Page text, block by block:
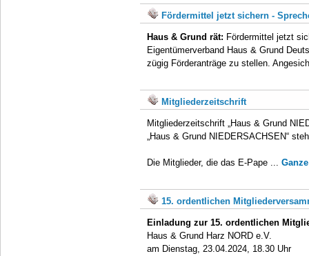
Fördermittel jetzt sichern -
Haus & Grund rät: Fördermittel jetzt
Eigentümerverband Haus & Grund
zügig Förderanträge zu stellen.
Mitgliederzeitschrift
Mitgliederzeitschrift „Haus & Grund
„Haus & Grund NIEDERSACHSEN“
Die Mitglieder, die das E-Pape ...
15. ordentlichen
Einladung zur 15. ordentlichen
Haus & Grund Harz NORD e.V.
am Dienstag, 23.04.2024, 18.30 Uhr